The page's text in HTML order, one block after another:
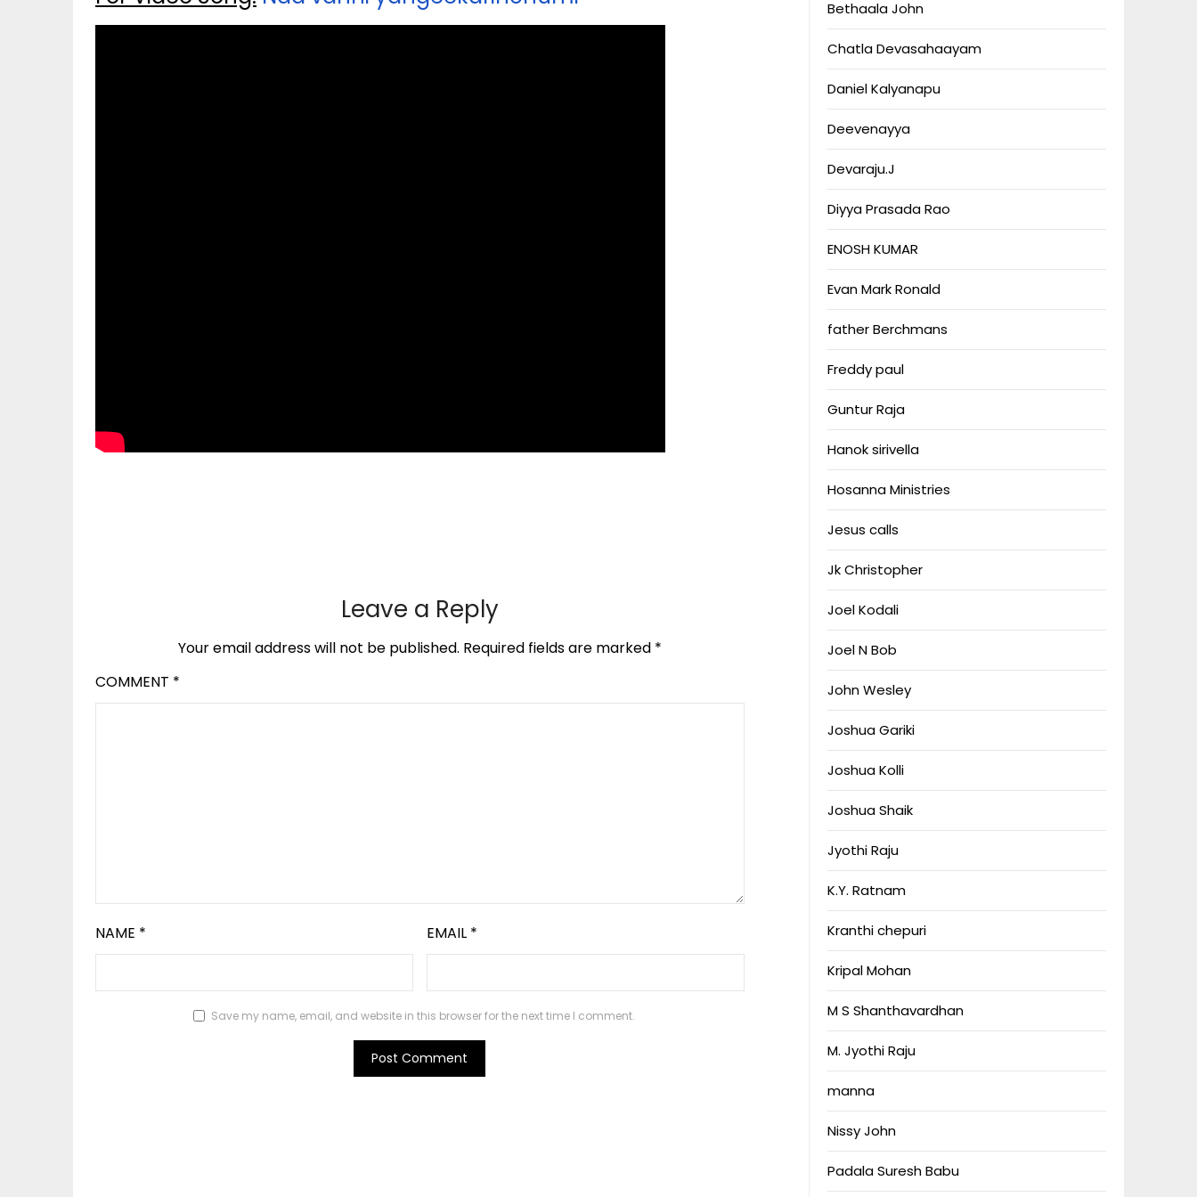
Leave a Reply
Your email address will not be published. Required fields are marked *
COMMENT *
NAME * EMAIL *
Save my name, email, and website in this browser for the next time I comment.
Bethaala John
Chatla Devasahaayam
Daniel Kalyanapu
Deevenayya
Devaraju.J
Diyya Prasada Rao
ENOSH KUMAR
Evan Mark Ronald
father Berchmans
Freddy paul
Guntur Raja
Hanok sirivella
Hosanna Ministries
Jesus calls
Jk Christopher
Joel Kodali
Joel N Bob
John Wesley
Joshua Gariki
Joshua Kolli
Joshua Shaik
Jyothi Raju
K.Y. Ratnam
Kranthi chepuri
Kripal Mohan
M S Shanthavardhan
M. Jyothi Raju
manna
Nissy John
Padala Suresh Babu